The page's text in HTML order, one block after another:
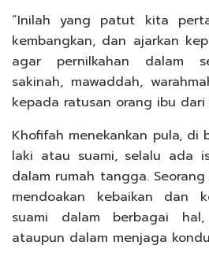
“Inilah yang patut kita
kembangkan, dan ajarkan
agar pernilkahan dalam
sakinah, mawaddah,
kepada ratusan orang ibu dari
Khofifah menekankan pula, di
laki atau suami, selalu ada
dalam rumah tangga.
mendoakan kebaikan dan
suami dalam berbagai
ataupun dalam menjaga